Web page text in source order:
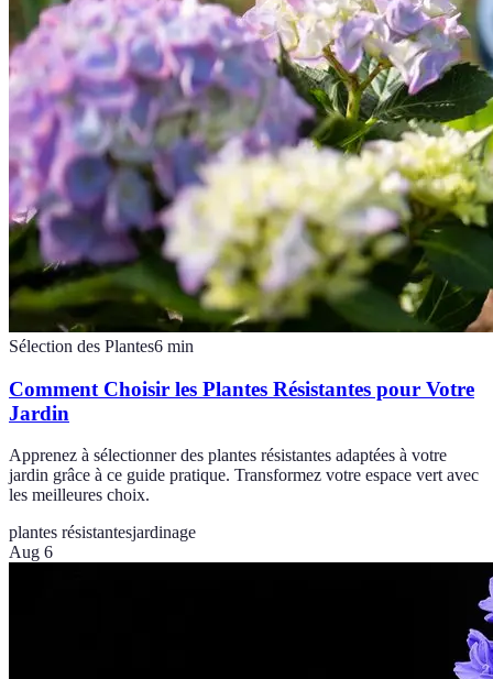
Sélection des Plantes6 min
Comment Choisir les Plantes Résistantes pour Votre
Jardin
Apprenez à sélectionner des plantes résistantes adaptées à votre
jardin grâce à ce guide pratique. Transformez votre espace vert avec
les meilleures choix.
plantes résistantesjardinage
Aug 6